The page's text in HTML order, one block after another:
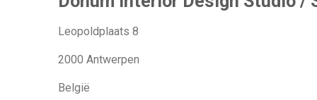
Leopoldplaats 8
2000 Antwerpen
België